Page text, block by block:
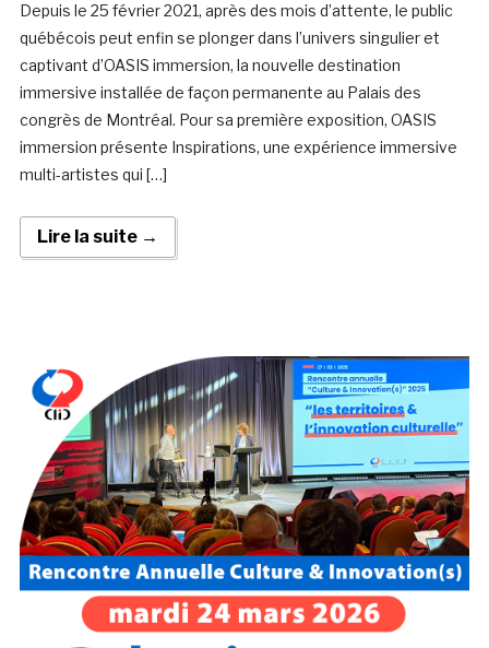
Depuis le 25 février 2021, après des mois d’attente, le public
québécois peut enfin se plonger dans l’univers singulier et
captivant d’OASIS immersion, la nouvelle destination
immersive installée de façon permanente au Palais des
congrès de Montréal. Pour sa première exposition, OASIS
immersion présente Inspirations, une expérience immersive
multi-artistes qui […]
Lire la suite →